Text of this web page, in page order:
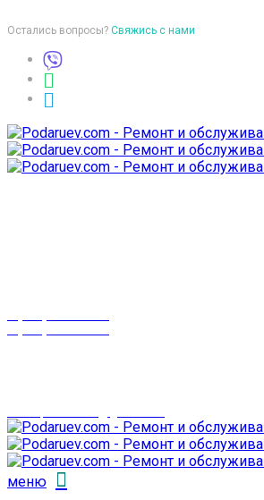
Остались вопросы? Свяжись с нами
меню